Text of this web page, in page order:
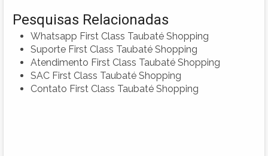
Pesquisas Relacionadas
Whatsapp First Class Taubaté Shopping
Suporte First Class Taubaté Shopping
Atendimento First Class Taubaté Shopping
SAC First Class Taubaté Shopping
Contato First Class Taubaté Shopping